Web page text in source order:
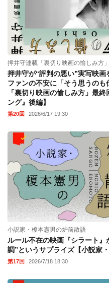
押井守連載「裏切り映画の愉しみ方」
押井守が“評判の悪い”実写映画
ファンの不安に「そう思うの
「裏切り映画の愉しみ方」最
ング』後編】
第20回 2026/6/17 19:30
小説家・榎本憲男の炉前散語
ルール不在の映画『シラート
調”というサプライズ【小説家
第17回 2026/7/18 18:30